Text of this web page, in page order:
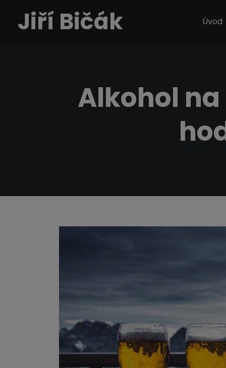
Jiří Bičák Úvod
Alkohol